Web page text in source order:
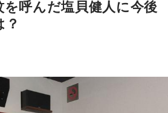
大きな成功でなくても「自分、本当
るこれまでの出来事を、“自分への
から募集・紹介。自身の記憶を改め
生をじっくりと見つめ直す時間とな
い私のエンディング曲」のコーナ
呼んだ塩貝健人に今後